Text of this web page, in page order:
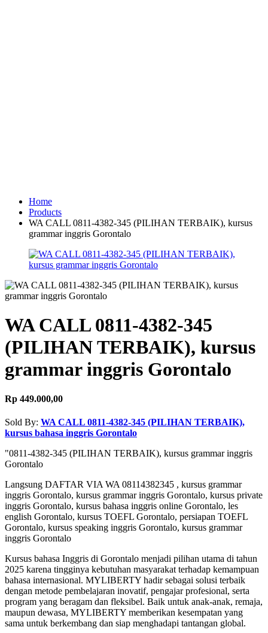
Home
Products
WA CALL 0811-4382-345 (PILIHAN TERBAIK), kursus
grammar inggris Gorontalo
WA CALL 0811-4382-345
(PILIHAN TERBAIK), kursus
grammar inggris Gorontalo
Rp 449.000,00
Sold By: WA CALL 0811-4382-345 (PILIHAN TERBAIK),
kursus bahasa inggris Gorontalo
"0811-4382-345 (PILIHAN TERBAIK), kursus grammar inggris
Gorontalo
Langsung DAFTAR VIA WA 08114382345 , kursus grammar
inggris Gorontalo, kursus grammar inggris Gorontalo, kursus private
inggris Gorontalo, kursus bahasa inggris online Gorontalo, les
english Gorontalo, kursus TOEFL Gorontalo, persiapan TOEFL
Gorontalo, kursus speaking inggris Gorontalo, kursus grammar
inggris Gorontalo
Kursus bahasa Inggris di Gorontalo menjadi pilihan utama di tahun
2025 karena tingginya kebutuhan masyarakat terhadap kemampuan
bahasa internasional. MYLIBERTY hadir sebagai solusi terbaik
dengan metode pembelajaran inovatif, pengajar profesional, serta
program yang beragam dan fleksibel. Baik untuk anak-anak, remaja,
maupun dewasa, MYLIBERTY memberikan kesempatan yang
sama untuk berkembang dan siap menghadapi tantangan global.